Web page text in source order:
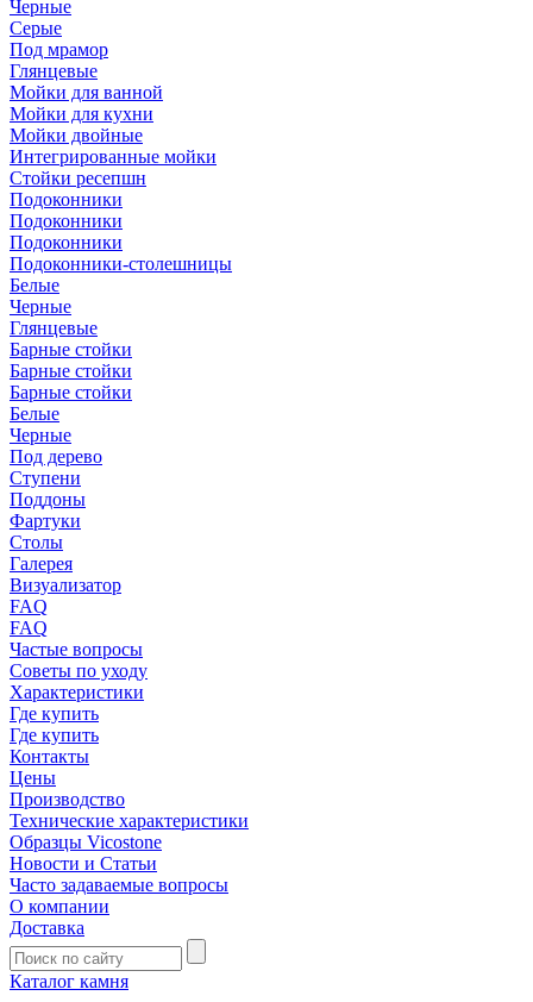
Черные
Серые
Под мрамор
Глянцевые
Мойки для ванной
Мойки для кухни
Мойки двойные
Интегрированные мойки
Стойки ресепшн
Подоконники
Подоконники
Подоконники
Подоконники-столешницы
Белые
Черные
Глянцевые
Барные стойки
Барные стойки
Барные стойки
Белые
Черные
Под дерево
Ступени
Поддоны
Фартуки
Столы
Галерея
Визуализатор
FAQ
FAQ
Частые вопросы
Советы по уходу
Характеристики
Где купить
Где купить
Контакты
Цены
Производство
Технические характеристики
Образцы Vicostone
Новости и Статьи
Часто задаваемые вопросы
О компании
Доставка
Каталог камня